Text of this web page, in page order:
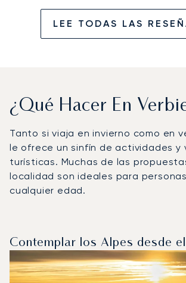
LEE TODAS LAS
¿Qué Hacer En
Tanto si viaja en invierno como en
le ofrece un sinfín de actividades y
turísticas. Muchas de las
localidad son ideales para
cualquier edad.
Contemplar los Alpes desde